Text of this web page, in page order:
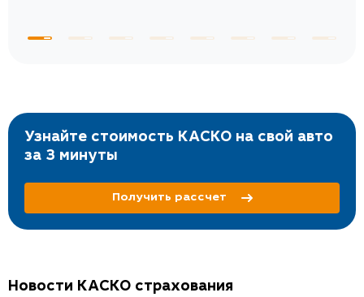
Узнайте стоимость КАСКО на свой авто
за 3 минуты
Получить рассчет
Новости КАСКО страхования